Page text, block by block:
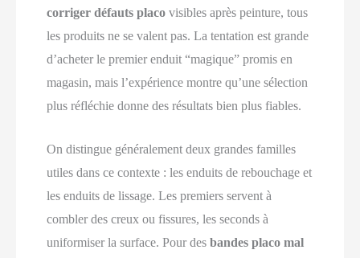
corriger défauts placo visibles après peinture, tous
les produits ne se valent pas. La tentation est grande
d’acheter le premier enduit “magique” promis en
magasin, mais l’expérience montre qu’une sélection
plus réfléchie donne des résultats bien plus fiables.
On distingue généralement deux grandes familles
utiles dans ce contexte : les enduits de rebouchage et
les enduits de lissage. Les premiers servent à
combler des creux ou fissures, les seconds à
uniformiser la surface. Pour desbandes placo mal